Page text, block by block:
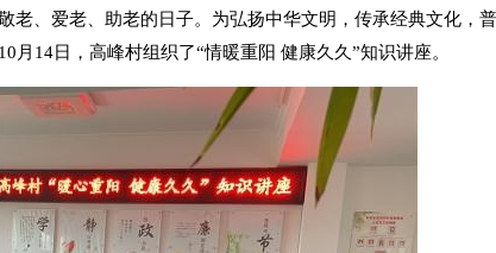
、爱老、助老的日子。为弘扬中华文明，传承经典文化，
14日，高峰村组织了“情暖重阳 健康久久”知识讲座。